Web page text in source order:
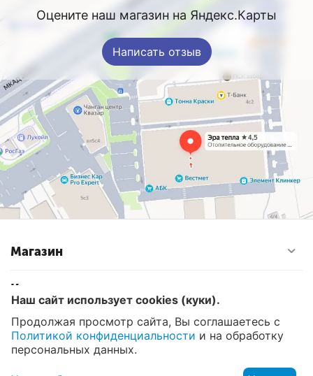
Оцените наш магазин на Яндекс.Карты
Написать отзыв
Магазин
Контакты
© 2008 - 2026 Эра Тепла. Интернет магазин отопительных
систем и водоснабжения в Москве
Наш сайт использует cookies (куки).
Продолжая просмотр сайта, Вы соглашаетесь с
Политикой конфиденциальности и на обработку
персональных данных.